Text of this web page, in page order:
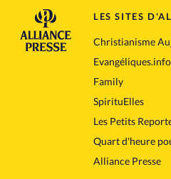
LES SITES
Christianisme
Evangéliques.info
Family
SpirituElles
Les Petits
Quart d'heure
Alliance Presse